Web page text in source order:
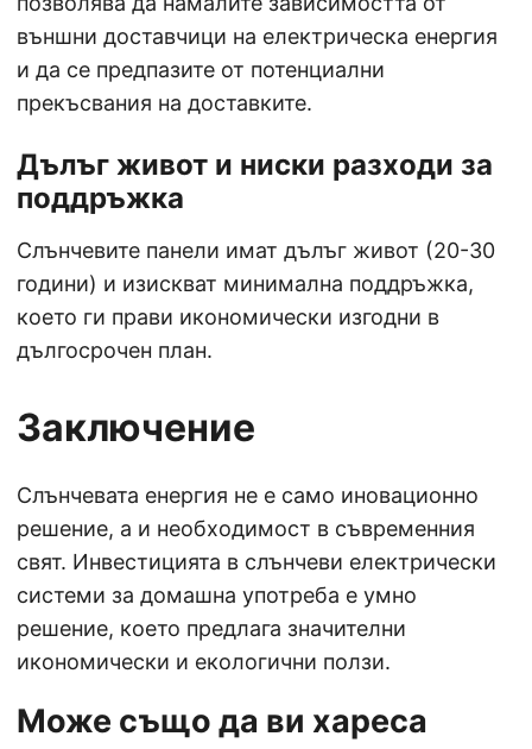
външни доставчици на електрическа енергия
и да се предпазите от потенциални
прекъсвания на доставките.
Дълъг живот и ниски разходи за
поддръжка
Слънчевите панели имат дълъг живот (20-30
години) и изискват минимална поддръжка,
което ги прави икономически изгодни в
дългосрочен план.
Заключение
Слънчевата енергия не е само иновационно
решение, а и необходимост в съвременния
свят. Инвестицията в слънчеви електрически
системи за домашна употреба е умно
решение, което предлага значителни
икономически и екологични ползи.
Може също да ви хареса